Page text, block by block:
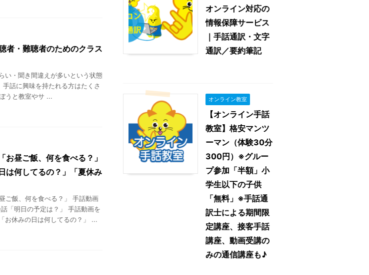
者・難聴者のためのクラス
・聞き間違えが多いという状態
話に興味を持たれる方はたくさ
うと教室やサ ...
昼ご飯、何を食べる？」
は何してるの？」「夏休み
飯、何を食べる？」 手話動画
「明日の予定は？」 手話動画を
お休みの日は何してるの？」 ...
オンライン対応の
情報保障サービス
｜手話通訳・文字
通訳／要約筆記
オンライン教室
【オンライン手話
教室】格安マンツ
ーマン（体験30分
300円）※グルー
プ参加「半額」小
学生以下の子供
「無料」※手話通
訳士による期間限
定講座、接客手話
講座、動画受講の
みの通信講座も♪